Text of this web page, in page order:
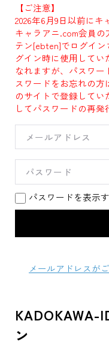
【ご注意】
2026年6月9日以前に
キャラアニ.com会員の
テン[ebten]でログイ
グイン時に使用して
なれますが、パスワ
スワードをお忘れの
のサイトで登録してい
してパスワードの再発
パスワードを表示
メールアドレスが
KADOKAWA-
ン